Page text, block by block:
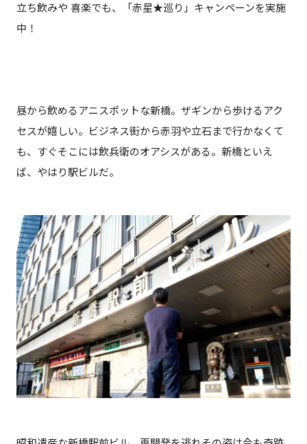
立ち飲みや 喜楽でも、「赤星★巡り」キャンペーンを実施
中！
昼から飲めるアニスポットな新橋。ザギンから歩けるアク
セスが嬉しい。ビジネス街から赤羽や立石まで行かなくて
も、すぐそこには飲兵衛のオアシスがある。新橋といえ
ば、やはり駅ビルだ。